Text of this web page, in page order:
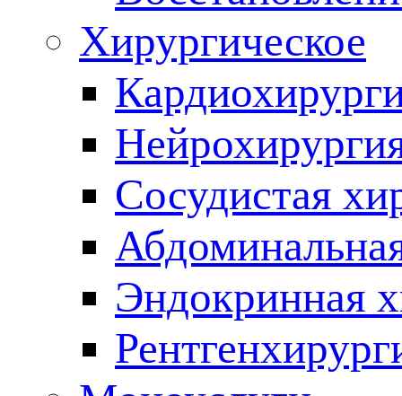
Хирургическое
Сосудистая
Эндокринная